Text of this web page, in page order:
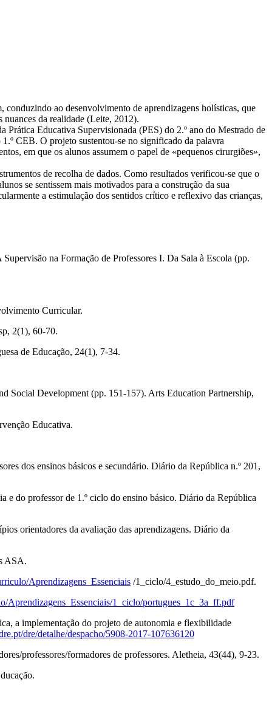
conduzindo ao desenvolvimento de aprendizagens holísticas, que
nuances da realidade (Leite, 2012).
Educativa Supervisionada (PES) do 2.º ano do Mestrado de
CEB. O projeto sustentou‐se no significado da palavra
em que os alunos assumem o papel de «pequenos cirurgiões»,
de recolha de dados. Como resultados verificou‐se que o
se sentissem mais motivados para a construção da sua
a estimulação dos sentidos crítico e reflexivo das crianças,
na Formação de Professores I. Da Sala à Escola (pp.
Curricular.
2(1), 60‐70.
de Educação, 24(1), 7‐34.
Social Development (pp. 151‐157). Arts Education Partnership,
Educativa.
dos ensinos básicos e secundário. Diário da República n.º 201,
e do professor de 1.º ciclo do ensino básico. Diário da República
orientadores da avaliação das aprendizagens. Diário da
ASA.
Aprendizagens_Essenciais /1_ciclo/4_estudo_do_meio.pdf.
Aprendizagens_Essenciais/1_ciclo/portugues_1c_3a_ff.pdf
a implementação do projeto de autonomia e flexibilidade
dre/detalhe/despacho/5908‐2017‐107636120
professores/formadores de professores. Aletheia, 43(44), 9‐23.